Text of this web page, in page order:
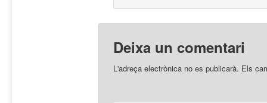
Deixa un comentari
L'adreça electrònica no es publicarà. Els